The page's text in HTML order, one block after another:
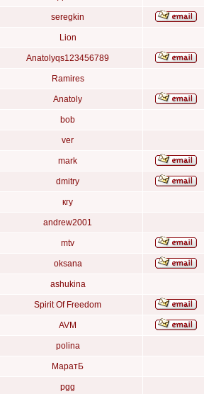
seregkin
Lion
Anatolyqs123456789
Ramires
Anatoly
bob
ver
mark
dmitry
кгу
andrew2001
mtv
oksana
ashukina
Spirit Of Freedom
AVM
polina
МаратБ
pgg